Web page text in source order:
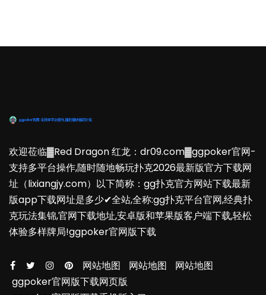
欢迎莅临▓Red Dragon 红龙：dr09.com▓ggpoker官网-
支持多平台操作,随时随地畅玩扑克2026最新版官方下载网
址（lixiangjy.com）以下简称：gg扑克官方网站下载最新
版app下载网址是多少✔全站,全称:gg扑克平台官网,经典扑
克玩法集锦,官网下载地址,安卓版和苹果版客户端下载,轻松
体验多样牌局!ggpoker官网版下载
网站地图 网站地图
网站地图
ggpoker官网版下载网页版